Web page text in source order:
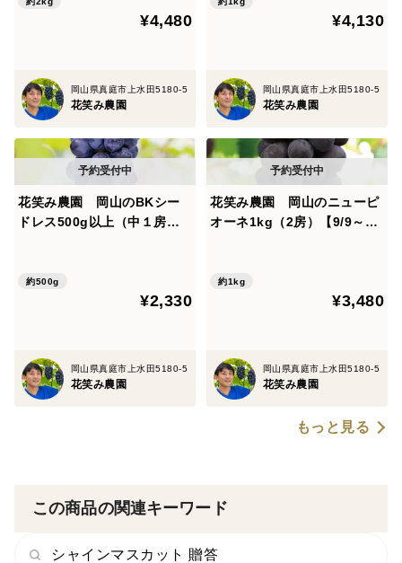
¥4,480
岡山県真庭市上水田5180-5
花笑み農園
¥4,130
岡山県真庭市上水田5180-5
花笑み農園
花笑み農園 岡山のBKシー
ドレス500g以上（中１房）
約500g
¥2,330
岡山県真庭市上水田5180-5
花笑み農園
花笑み農園 岡山のニューピ
オーネ1kg（2房）【9/9～順
約1kg
¥3,480
岡山県真庭市上水田5180-5
花笑み農園
もっと見る
この商品の関連キーワード
シャインマスカット 贈答